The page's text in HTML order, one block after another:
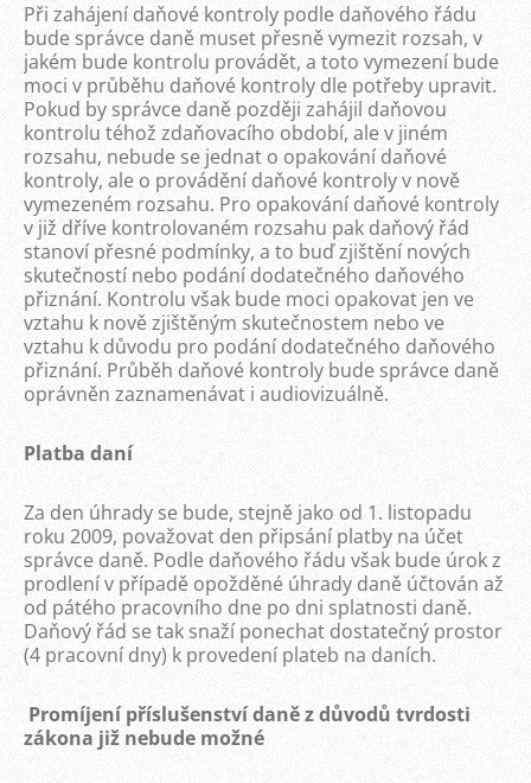
Při zahájení daňové kontroly podle daňového řádu
bude správce daně muset přesně vymezit rozsah, v
jakém bude kontrolu provádět, a toto vymezení bude
moci v průběhu daňové kontroly dle potřeby upravit.
Pokud by správce daně později zahájil daňovou
kontrolu téhož zdaňovacího období, ale v jiném
rozsahu, nebude se jednat o opakování daňové
kontroly, ale o provádění daňové kontroly v nově
vymezeném rozsahu. Pro opakování daňové kontroly
v již dříve kontrolovaném rozsahu pak daňový řád
stanoví přesné podmínky, a to buď zjištění nových
skutečností nebo podání dodatečného daňového
přiznání. Kontrolu však bude moci opakovat jen ve
vztahu k nově zjištěným skutečnostem nebo ve
vztahu k důvodu pro podání dodatečného daňového
přiznání. Průběh daňové kontroly bude správce daně
oprávněn zaznamenávat i audiovizuálně.
Platba daní
Za den úhrady se bude, stejně jako od 1. listopadu
roku 2009, považovat den připsání platby na účet
správce daně. Podle daňového řádu však bude úrok z
prodlení v případě opožděné úhrady daně účtován až
od pátého pracovního dne po dni splatnosti daně.
Daňový řád se tak snaží ponechat dostatečný prostor
(4 pracovní dny) k provedení plateb na daních.
Promíjení příslušenství daně z důvodů tvrdosti
zákona již nebude možné